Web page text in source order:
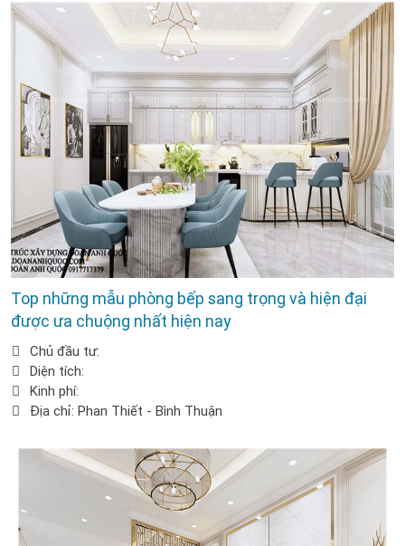
Top những mẫu phòng bếp sang trọng và hiện đại
được ưa chuộng nhất hiện nay
Chủ đầu tư:
Diện tích:
Kinh phí:
Địa chỉ: Phan Thiết - Bình Thuận